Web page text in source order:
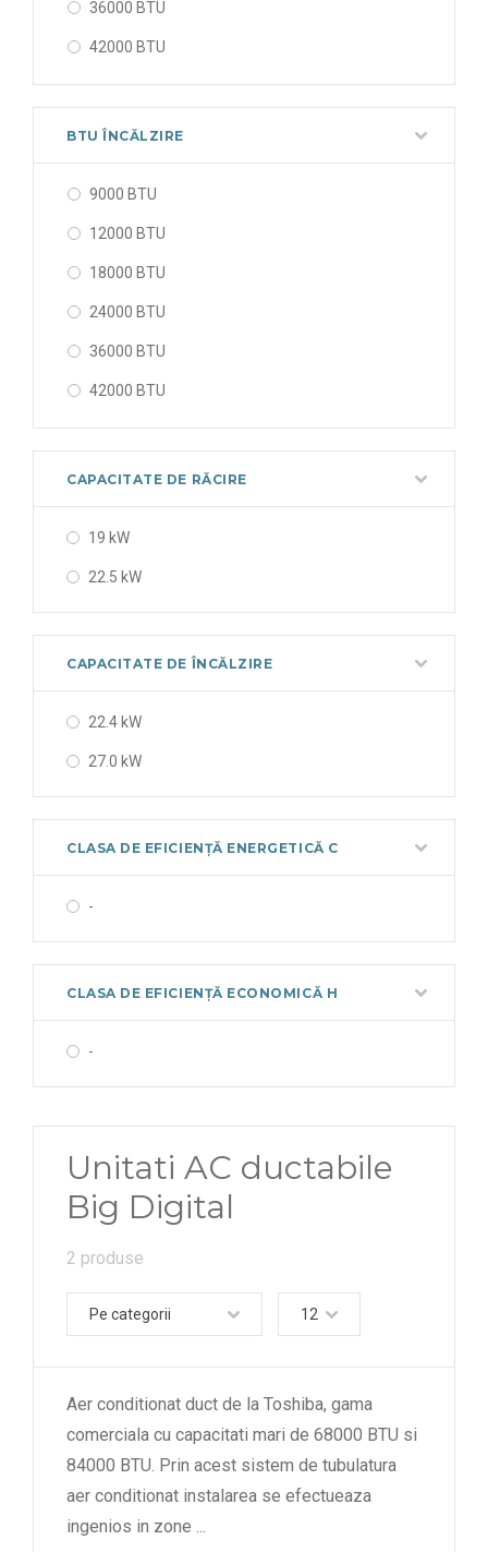
36000 BTU
42000 BTU
48000 BTU
56000 BTU
BTU ÎNCĂLZIRE
9000 BTU
12000 BTU
18000 BTU
24000 BTU
36000 BTU
42000 BTU
48000 BTU
CAPACITATE DE RĂCIRE
19 kW
22.5 kW
CAPACITATE DE ÎNCĂLZIRE
22.4 kW
27.0 kW
CLASA DE EFICIENȚĂ ENERGETICĂ C
-
CLASA DE EFICIENȚĂ ECONOMICĂ H
-
Unitati AC ductabile
Big Digital
2 produse
Pe categorii 12
Aer conditionat duct de la Toshiba, gama
comerciala cu capacitati mari de 68000 BTU si
84000 BTU. Prin acest sistem de tubulatura
aer conditionat instalarea se efectueaza
ingenios in zone